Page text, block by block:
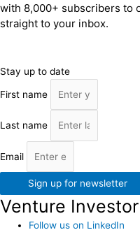
with 8,000+ subscribers to
straight to your inbox.
Stay up to date
First name
Last name
Email
Sign up for newsletter
Venture Investor
Follow us on LinkedIn